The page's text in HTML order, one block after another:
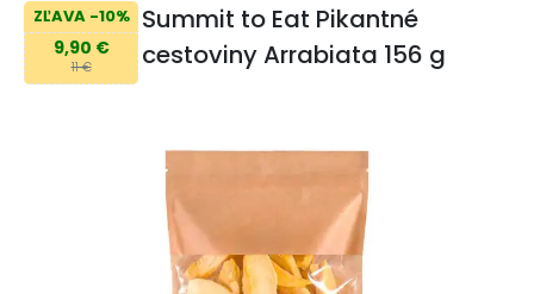
ZĽAVA -10%
9,90 €
11 €
Summit to Eat Pikantné
cestoviny Arrabiata 156 g